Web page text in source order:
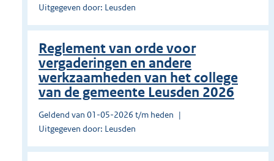
Uitgegeven door: Leusden
Reglement van orde voor
vergaderingen en andere
werkzaamheden van het college
van de gemeente Leusden 2026
Geldend van 01-05-2026 t/m heden
Uitgegeven door: Leusden